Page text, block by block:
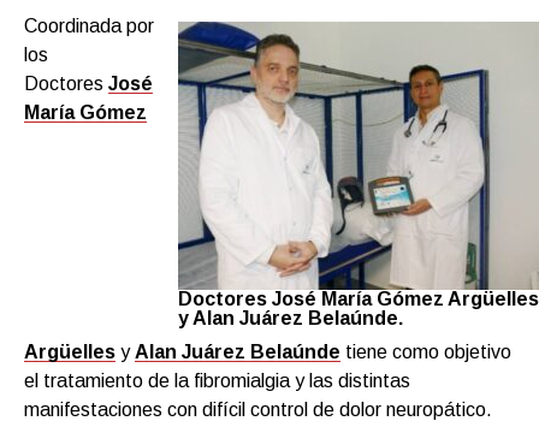
Doctores José María Gómez Argüelles
y Alan Juárez Belaúnde.
Coordinada por
los
Doctores José
María Gómez
Argüelles yAlan Juárez Belaúnde tiene como objetivo
el tratamiento de la fibromialgia y las distintas
manifestaciones con difícil control de dolor neuropático.